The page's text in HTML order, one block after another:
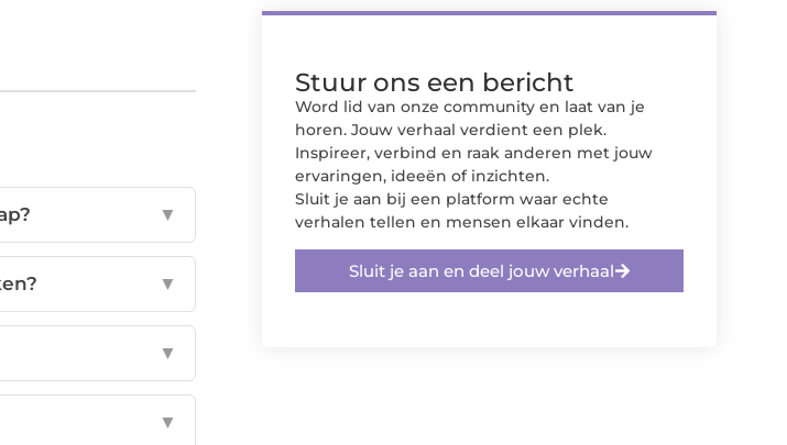
▼
▼
▼
▼
Stuur ons een bericht
Word lid van onze community en laat van je
horen. Jouw verhaal verdient een plek.
Inspireer, verbind en raak anderen met jouw
ervaringen, ideeën of inzichten.
Sluit je aan bij een platform waar echte
verhalen tellen en mensen elkaar vinden.
Sluit je aan en deel jouw verhaal